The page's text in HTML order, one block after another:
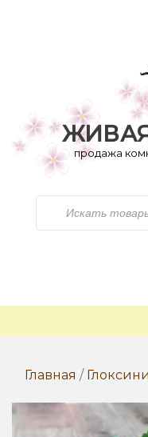
продажа
Главная /